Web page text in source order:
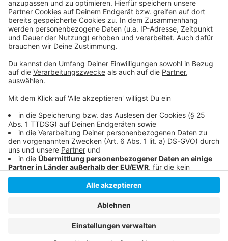
Open-Air-Bühne vor dem Schauspielhaus
Schauspielhaus saniert
50 Jahre Schauspielhaus
Anzeige
Anzeige